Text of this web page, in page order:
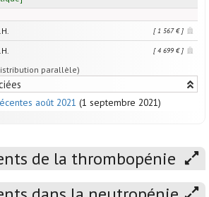
[ 1 567 € ]
[ 4 699 € ]
parallèle)
août 2021 (1 septembre 2021)
de la thrombopénie